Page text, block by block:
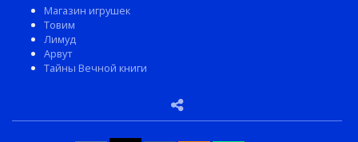
Магазин игрушек
Товим
Лимуд
Арвут
Тайны Вечной книги